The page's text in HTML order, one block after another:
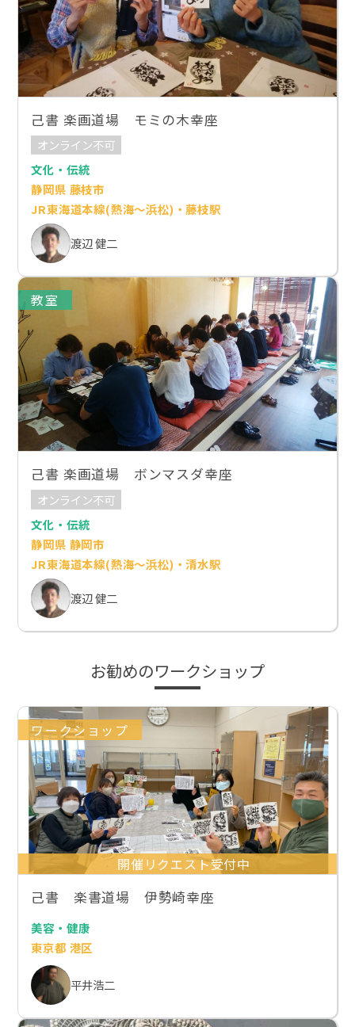
己書 楽画道場 モミの木幸座
オンライン不可
文化・伝統
静岡県 藤枝市
JR東海道本線(熱海～浜松)・藤枝駅
渡辺 健二
教室
己書 楽画道場 ボンマスダ幸座
オンライン不可
文化・伝統
静岡県 静岡市
JR東海道本線(熱海～浜松)・清水駅
渡辺 健二
お勧めのワークショップ
ワークショップ
開催リクエスト受付中
己書 楽書道場 伊勢崎幸座
美容・健康
東京都 港区
平井浩二